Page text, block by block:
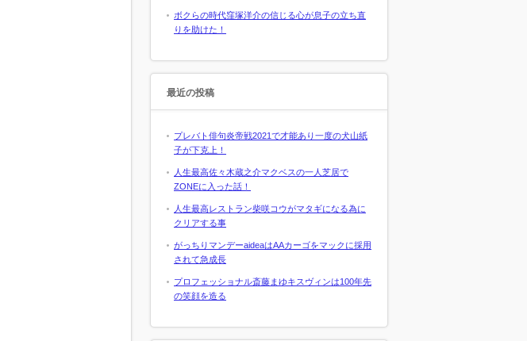
ボクらの時代窪塚洋介の信じる心が息子の立ち直
りを助けた！
最近の投稿
プレバト俳句炎帝戦2021で才能あり一度の犬山紙
子が下克上！
人生最高佐々木蔵之介マクベスの一人芝居で
ZONEに入った話！
人生最高レストラン柴咲コウがマタギになる為に
クリアする事
がっちりマンデーaideaはAAカーゴをマックに採用
されて急成長
プロフェッショナル斎藤まゆキスヴィンは100年先
の笑顔を造る